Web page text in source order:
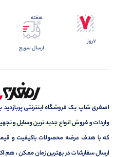
7روز
هفته
ارسال سریع
واردات و فروش انواع جدید ترین وسایل و
که با هدف عرضه محصولات باکیفیت و
ارسال سفارشات در بهترین زمان ممکن ، هم